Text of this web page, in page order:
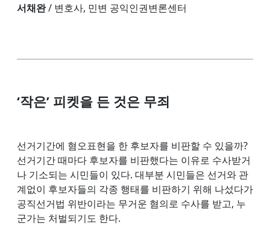
서채완/ 변호사, 민변 공익인권변론센터
‘작은’ 피켓을 든 것은 무죄
선거기간에 혐오표현을 한 후보자를 비판할 수 있을까?
선거기간 때마다 후보자를 비판했다는 이유로 수사받거
나 기소되는 시민들이 있다. 대부분 시민들은 선거와 관
계없이 후보자들의 각종 행태를 비판하기 위해 나섰다가
공직선거법 위반이라는 무거운 혐의로 수사를 받고, 누
군가는 처벌되기도 한다.